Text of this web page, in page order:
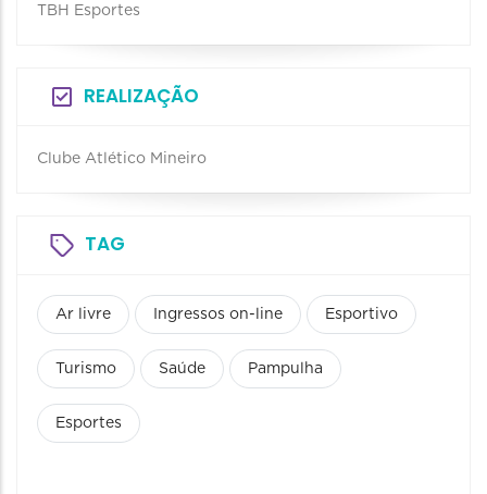
TBH Esportes
REALIZAÇÃO
Clube Atlético Mineiro
TAG
Ar livre Ingressos on-line Esportivo
Turismo Saúde Pampulha
Esportes